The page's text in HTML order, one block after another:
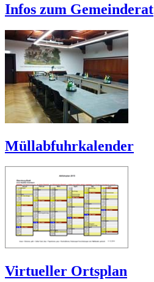
Infos zum Gemeinderat
Müllabfuhrkalender
Virtueller Ortsplan